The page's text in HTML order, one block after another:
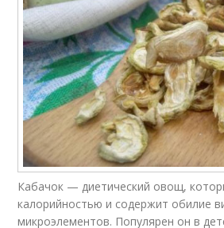
Кабачок — диетический овощ,
калорийностью и содержит обилие
микроэлементов. Популярен он в